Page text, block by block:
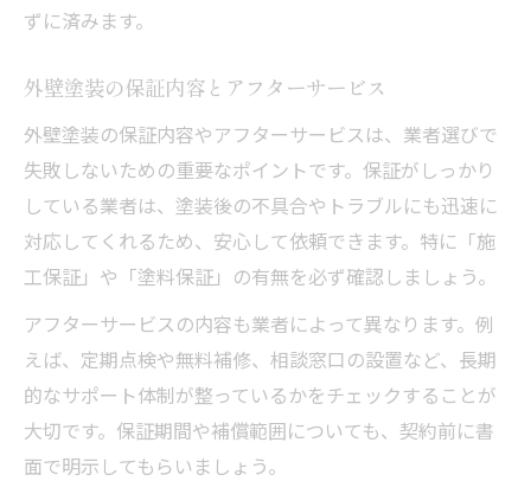
ずに済みます。
外壁塗装の保証内容とアフターサービス
外壁塗装の保証内容やアフターサービスは、業者選びで
失敗しないための重要なポイントです。保証がしっかり
している業者は、塗装後の不具合やトラブルにも迅速に
対応してくれるため、安心して依頼できます。特に「施
工保証」や「塗料保証」の有無を必ず確認しましょう。
アフターサービスの内容も業者によって異なります。例
えば、定期点検や無料補修、相談窓口の設置など、長期
的なサポート体制が整っているかをチェックすることが
大切です。保証期間や補償範囲についても、契約前に書
面で明示してもらいましょう。